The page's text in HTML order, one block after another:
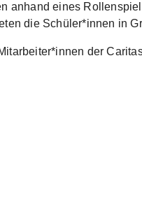
anhand eines
die Schüler*innen in
der